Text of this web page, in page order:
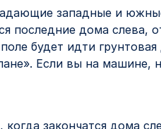
западные и
последние дома слева,
будет идти грунтовая
Если вы на машине,
закончатся дома